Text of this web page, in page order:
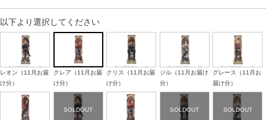
以下より選択してください
レオン（11月お届
け分）
クレア（11月お届
け分）
クリス（11月お届
け分）
ジル（11月お届け
分）
グレース（11月お
届け分）